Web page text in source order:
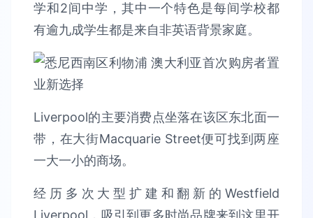
学和2间中学，其中一个特色是每间学校都
有逾九成学生都是来自非英语背景家庭。
Liverpool的主要消费点坐落在该区东北面一
带，在大街Macquarie Street便可找到两座
一大一小的商场。
经历多次大型扩建和翻新的Westfield
Liverpool，吸引到更多时尚品牌来到这里开